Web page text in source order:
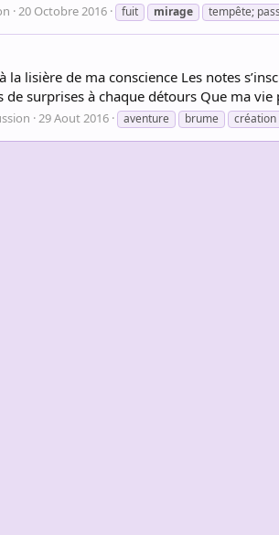
20 Octobre 2016 fuit mirage tempête;
à la lisière de ma conscience Les notes
de surprises à chaque détours Que ma
29 Aout 2016 aventure brume création